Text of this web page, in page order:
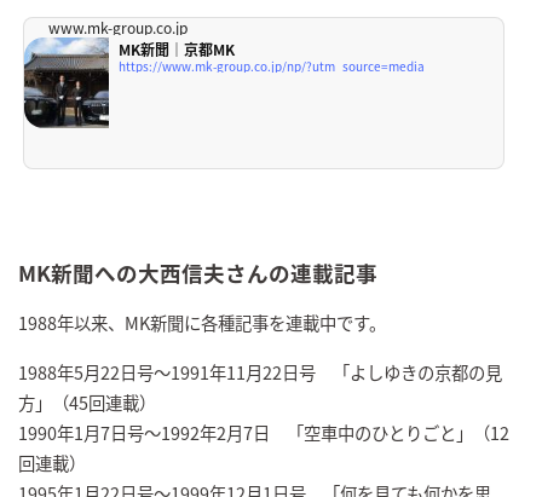
www.mk-group.co.jp
MK新聞｜京都MK
https://www.mk-group.co.jp/np/?utm_source=media
MK新聞への大西信夫さんの連載記事
1988年以来、MK新聞に各種記事を連載中です。
1988年5月22日号～1991年11月22日号 「よしゆきの京都の見
方」（45回連載）
1990年1月7日号～1992年2月7日 「空車中のひとりごと」（12
回連載）